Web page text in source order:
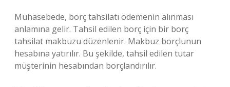
Muhasebede, borç tahsilatı ödemenin alınması
anlamına gelir. Tahsil edilen borç için bir borç
tahsilat makbuzu düzenlenir. Makbuz borçlunun
hesabına yatırılır. Bu şekilde, tahsil edilen tutar
müşterinin hesabından borçlandırılır.